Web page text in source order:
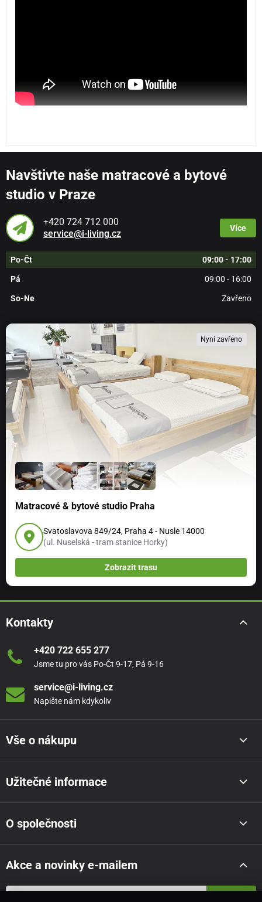
Navštivte naše matracové a bytové
studio v Praze
+420 724 712 000
service@i-living.cz
Více
Po-Čt 09:00 - 17:00
Pá 09:00 - 16:00
So-Ne Zavřeno
Nyní zavřeno
Matracové & bytové studio Praha
Svatoslavova 849/24, Praha 4 - Nusle 14000
(ul. Nuselská - tram stanice Horky)
Zobrazit trasu
Kontakty
+420 722 655 277
Jsme tu pro vás Po-Čt 9-17, Pá 9-16
service@i-living.cz
Napište nám kdykoliv
Vše o nákupu
Užitečné informace
O společnosti
Akce a novinky e-mailem